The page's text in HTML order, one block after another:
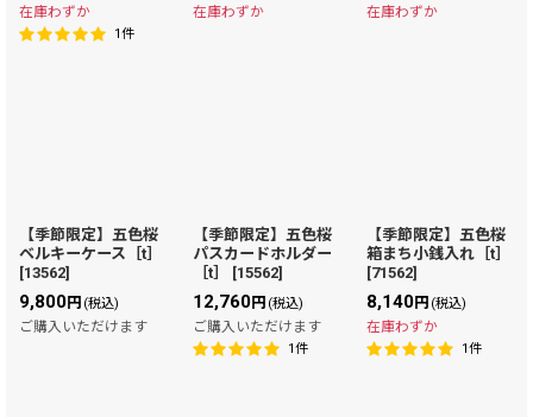
在庫わずか
1件
在庫わずか 在庫わずか
【季節限定】五色桜
ベルキーケース［t］
[13562]
9,800円 (税込)
ご購入いただけます
【季節限定】五色桜
パスカードホルダー
［t］
[15562]
12,760円 (税込)
ご購入いただけます
1件
【季節限定】五色桜
箱まち小銭入れ［t］
[71562]
8,140円 (税込)
在庫わずか
1件